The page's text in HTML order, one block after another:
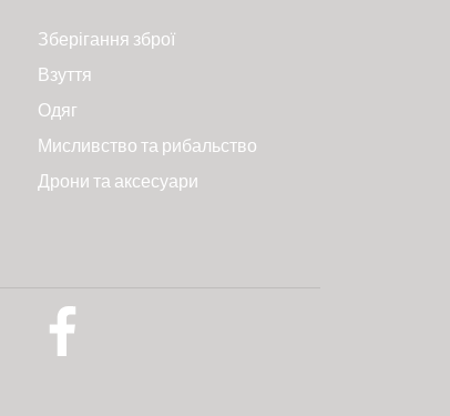
Зберігання зброї
Взуття
Одяг
Мисливство та рибальство
Дрони та аксесуари